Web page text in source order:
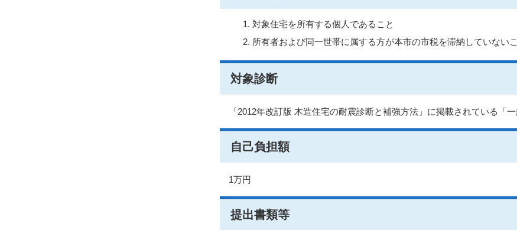
対象住宅を所有する個人であること
所有者および同一世帯に属する方が本市の市税を滞納していな
対象診断
「2012年改訂版 木造住宅の耐震診断と補強方法」に掲載されている「
自己負担額
1万円
提出書類等